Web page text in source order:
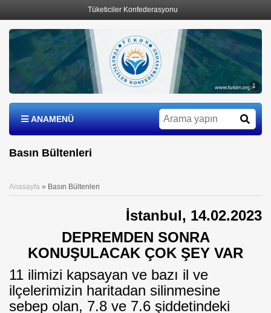
Tüketiciler Konfederasyonu
1
ANAMENÜ
Basın Bültenleri
Anasayfa » Basın Bültenleri
İstanbul, 14.02.2023
DEPREMDEN SONRA
KONUŞULACAK ÇOK ŞEY VAR
11 ilimizi kapsayan ve bazı il ve
ilçelerimizin haritadan silinmesine
sebep olan, 7.8 ve 7.6 şiddetindeki